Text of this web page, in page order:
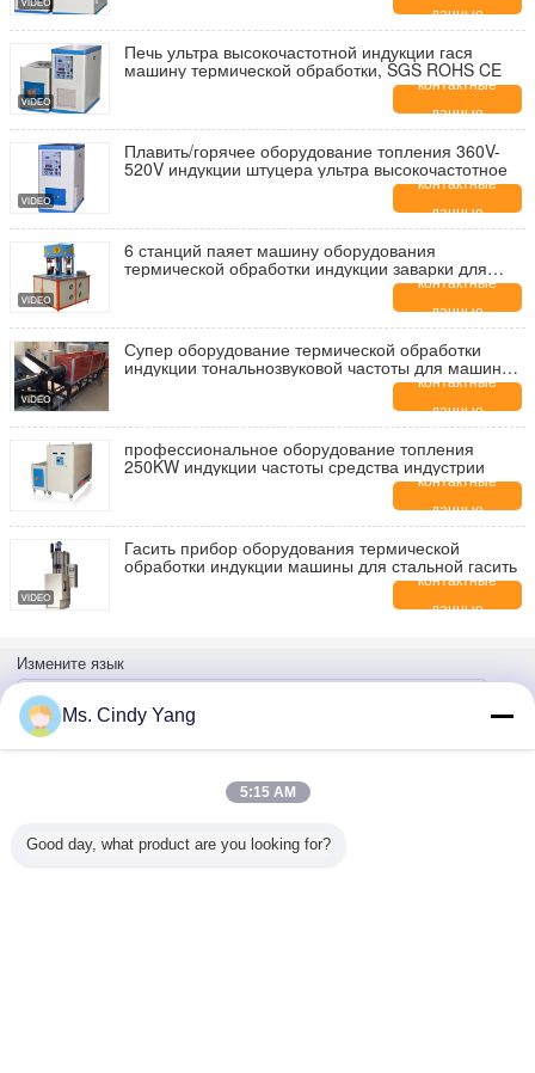
данные
Печь ультра высокочастотной индукции гася
машину термической обработки, SGS ROHS CE
контактные
данные
Плавить/горячее оборудование топления 360V-
520V индукции штуцера ультра высокочастотное
контактные
данные
6 станций паяет машину оборудования
термической обработки индукции заварки для
контактные
данные
Супер оборудование термической обработки
индукции тональнозвуковой частоты для машины
контактные
данные
профессиональное оборудование топления
250KW индукции частоты средства индустрии
контактные
данные
Гасить прибор оборудования термической
обработки индукции машины для стальной гасить
контактные
данные
Измените язык
Russian
Взгляд настольного компьютера
Ms. Cindy Yang
5:15 AM
Good day, what product are you looking for?